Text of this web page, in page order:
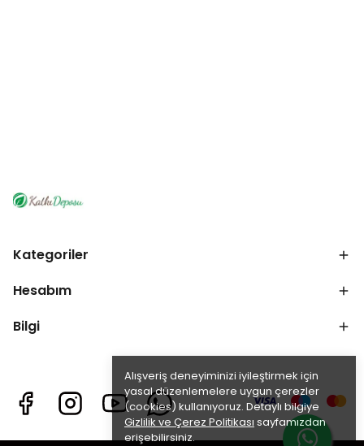
Alışveriş deneyiminizi iyileştirmek için
yasal düzenlemelere uygun çerezler
(cookies) kullanıyoruz. Detaylı bilgiye
Gizlilik ve Çerez Politikası sayfamızdan
erişebilirsiniz.
Kategoriler
Hesabım
Bilgi